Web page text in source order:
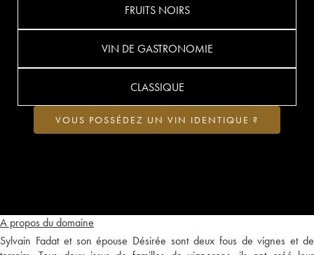
A propos du domaine
Sylvain Fadat et son épouse Désirée sont deux fous de vignes et de
FRUITS NOIRS
VIN DE GASTRONOMIE
CLASSIQUE
VOUS POSSÉDEZ UN VIN IDENTIQUE ?